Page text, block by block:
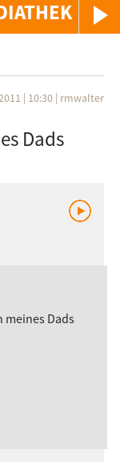
| 10:30 | rmwalter
Dads
meines Dads